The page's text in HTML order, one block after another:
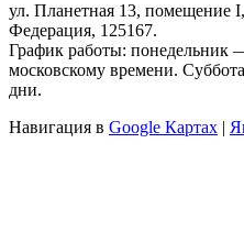
ул. Планетная 13, помещение
Федерация, 125167.
График работы: понедельник
московскому времени.
дни.
Навигация в Google Картах |